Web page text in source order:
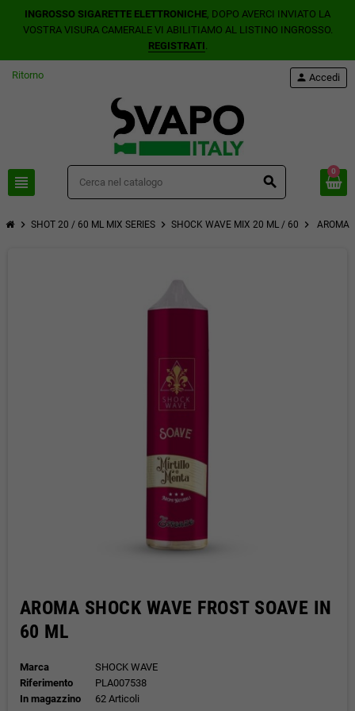
INGROSSO SIGARETTE ELETTRONICHE, DOPO AVERCI INVIATO LA
VOSTRA VISURA CAMERALE VI ABILITIAMO AL LISTINO INGROSSO.
REGISTRATI.
Ritorno
view_headline search
person Accedi
0
chevron_right SHOT 20 / 60 ML MIX SERIES chevron_right SHOCK WAVE MIX 20 ML / 60 chevron_right AROMA
AROMA SHOCK WAVE FROST SOAVE IN
60 ML
Marca
SHOCK WAVE
Riferimento
PLA007538
In magazzino
62 Articoli